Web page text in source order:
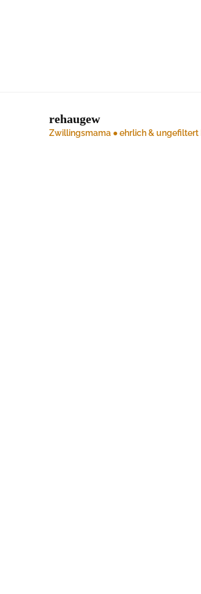
rehaugew
Zwillingsmama ● ehrlich & ungefiltert